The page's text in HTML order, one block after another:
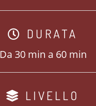
DURATA
Da 30 min a 60 min
LIVELLO